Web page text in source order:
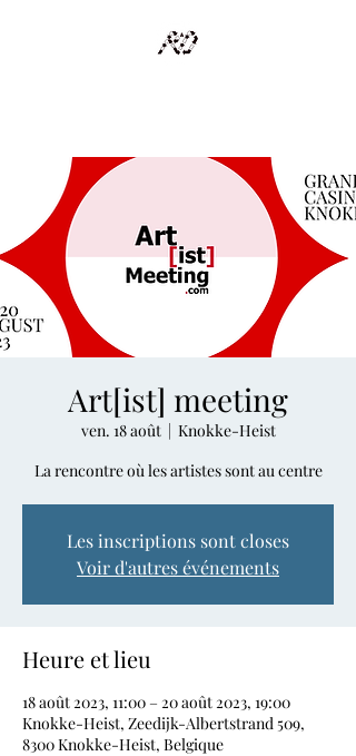
Art[ist] meeting
ven. 18 août
  |
Knokke-Heist
​La rencontre où les artistes sont au centre​
Les inscriptions sont closes
Voir d'autres événements
Heure et lieu
18 août 2023, 11:00 – 20 août 2023, 19:00
Knokke-Heist, Zeedijk-Albertstrand 509,
8300 Knokke-Heist, Belgique